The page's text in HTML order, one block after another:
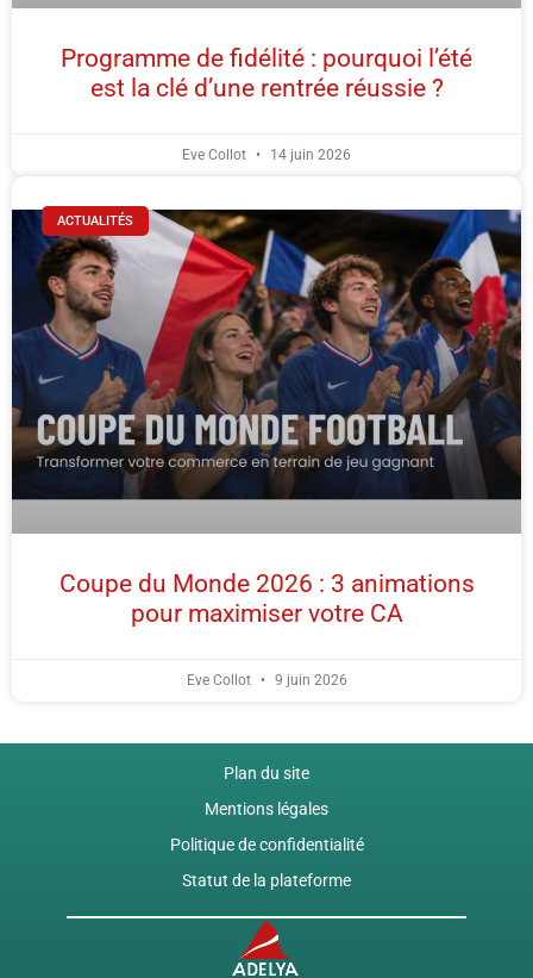
Programme de fidélité : pourquoi l’été
est la clé d’une rentrée réussie ?
Eve Collot 14 juin 2026
ACTUALITÉS
Coupe du Monde 2026 : 3 animations
pour maximiser votre CA
Eve Collot 9 juin 2026
Plan du site
Mentions légales
Politique de confidentialité
Statut de la plateforme